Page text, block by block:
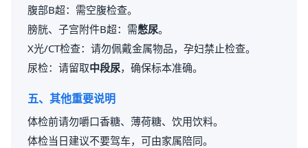
腹部B超：需空腹检查。
膀胱、子宫附件B超：需憋尿。
X光/CT检查：请勿佩戴金属物品，孕妇禁止检查。
尿检：请留取中段尿，确保标本准确。
五、其他重要说明
体检前请勿嚼口香糖、薄荷糖、饮用饮料。
体检当日建议不要驾车，可由家属陪同。